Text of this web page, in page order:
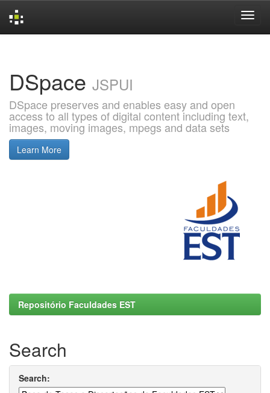
DSpace JSPUI
DSpace preserves and enables easy and open
access to all types of digital content including text,
images, moving images, mpegs and data sets
Learn More
Repositório Faculdades EST
Search
Search: